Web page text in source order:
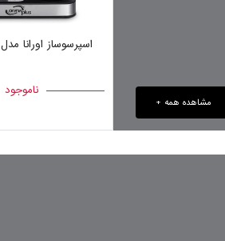
مشاهده همه +
اسپرسوساز اورانا مدل OR-550
ناموجود